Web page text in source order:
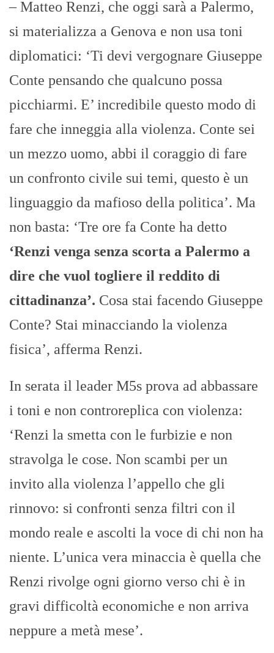
– Matteo Renzi, che oggi sarà a Palermo,
si materializza a Genova e non usa toni
diplomatici: ‘Ti devi vergognare Giuseppe
Conte pensando che qualcuno possa
picchiarmi. E’ incredibile questo modo di
fare che inneggia alla violenza. Conte sei
un mezzo uomo, abbi il coraggio di fare
un confronto civile sui temi, questo è un
linguaggio da mafioso della politica’. Ma
non basta: ‘Tre ore fa Conte ha detto
‘Renzi venga senza scorta a Palermo a
dire che vuol togliere il reddito di
cittadinanza’. Cosa stai facendo Giuseppe
Conte? Stai minacciando la violenza
fisica’, afferma Renzi.
In serata il leader M5s prova ad abbassare
i toni e non controreplica con violenza:
‘Renzi la smetta con le furbizie e non
stravolga le cose. Non scambi per un
invito alla violenza l’appello che gli
rinnovo: si confronti senza filtri con il
mondo reale e ascolti la voce di chi non ha
niente. L’unica vera minaccia è quella che
Renzi rivolge ogni giorno verso chi è in
gravi difficoltà economiche e non arriva
neppure a metà mese’.